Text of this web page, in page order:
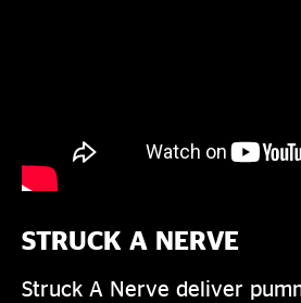
STRUCK A NERVE
Struck A Nerve deliver